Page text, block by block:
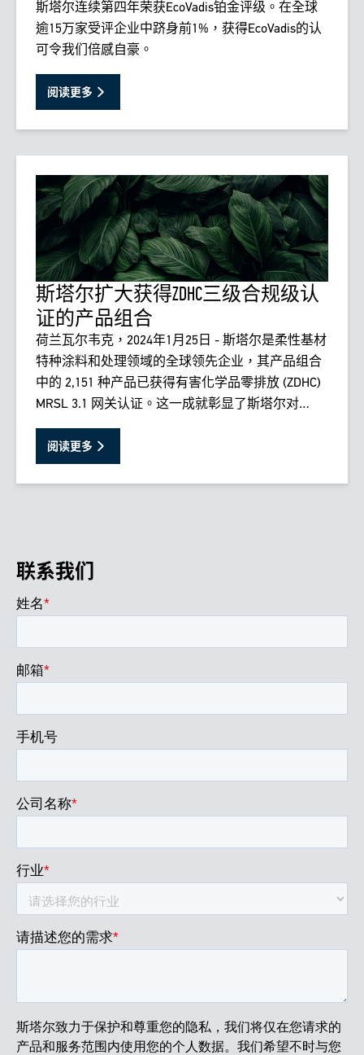
斯塔尔连续第四年荣获EcoVadis铂金评级。在全球
逾15万家受评企业中跻身前1%，获得EcoVadis的认
可令我们倍感自豪。
阅读更多
斯塔尔扩大获得ZDHC三级合规级认
证的产品组合
荷兰瓦尔韦克，2024年1月25日 - 斯塔尔是柔性基材
特种涂料和处理领域的全球领先企业，其产品组合
中的 2,151 种产品已获得有害化学品零排放 (ZDHC)
MRSL 3.1 网关认证。这一成就彰显了斯塔尔对
ZDHC 使命的持续承诺，即实现可持续化学品管理
的最高标准。
阅读更多
联系我们